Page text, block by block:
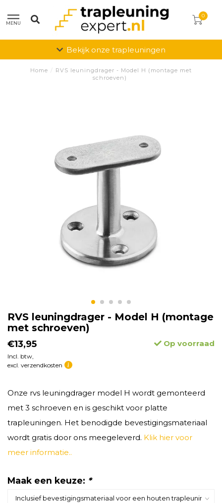
MENU
0
Bekijk onze trapleuningen
Home /
RVS leuningdrager - Model H (montage met
schroeven)
RVS leuningdrager - Model H (montage
met schroeven)
€13,95
Incl. btw,
excl. verzendkosten
Op voorraad
Onze rvs leuningdrager model H wordt gemonteerd
met 3 schroeven en is geschikt voor platte
trapleuningen. Het benodigde bevestigingsmateriaal
wordt gratis door ons meegeleverd. Klik hier voor
meer informatie..
Maak een keuze: *